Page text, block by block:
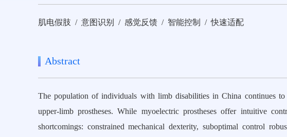
肌电假肢 / 意图识别 / 感觉反馈 / 智能控制 / 快速适配
Abstract
The population of individuals with limb disabilities in China continues
upper-limb prostheses. While myoelectric prostheses offer intuitive
shortcomings: constrained mechanical dexterity, suboptimal control